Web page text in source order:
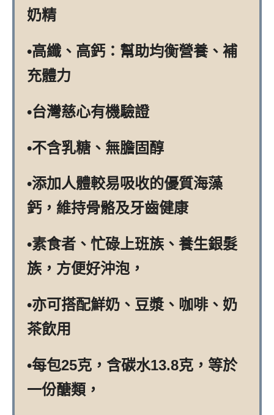
奶精
•高纖、高鈣：幫助均衡營養、補
充體力
•台灣慈心有機驗證
•不含乳糖、無膽固醇
•添加人體較易吸收的優質海藻
鈣，維持骨骼及牙齒健康
•素食者、忙碌上班族、養生銀髮
族，方便好沖泡，
•亦可搭配鮮奶、豆漿、咖啡、奶
茶飲用
•每包25克，含碳水13.8克，等於
一份醣類，